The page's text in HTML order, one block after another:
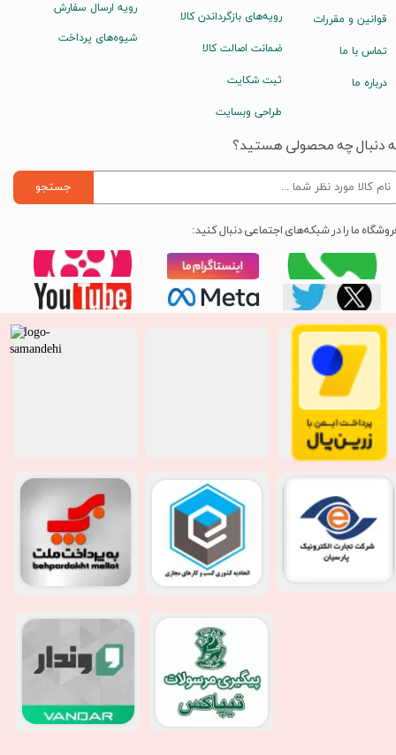
رویه ارسال سفارش
شیوه‌های پرداخت
رویه‌های بازگرداندن کالا
ضمانت اصالت کالا
ثبت شکایت
طراحی وبسایت
قوانین و مقررات
تماس با ما
درباره ما
دنبال چه محصولی هستید؟
جستجو
ما را در شبکه‌های اجتماعی دنبال کنید: